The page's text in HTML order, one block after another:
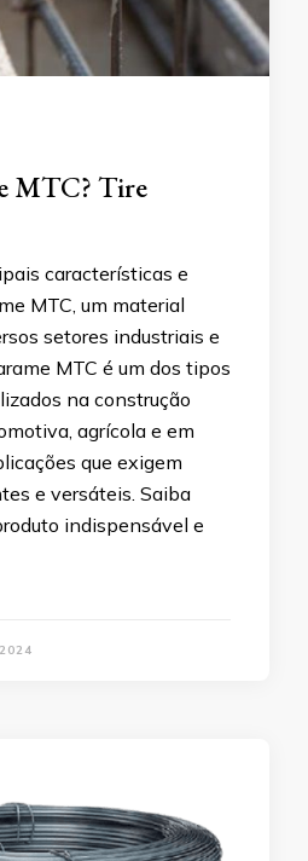
MTC? Tire
características e
MTC, um material
setores industriais e
MTC é um dos tipos
na construção
agrícola e em
que exigem
e versáteis. Saiba
indispensável e